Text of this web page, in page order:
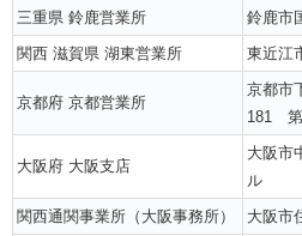
三重県 鈴鹿営業所
鈴鹿市
関西 滋賀県 湖東営業所
東近江
京都府 京都営業所
京都市
181 第
大阪府 大阪支店
大阪市
ル
関西通関事業所（大阪事務所）
大阪市